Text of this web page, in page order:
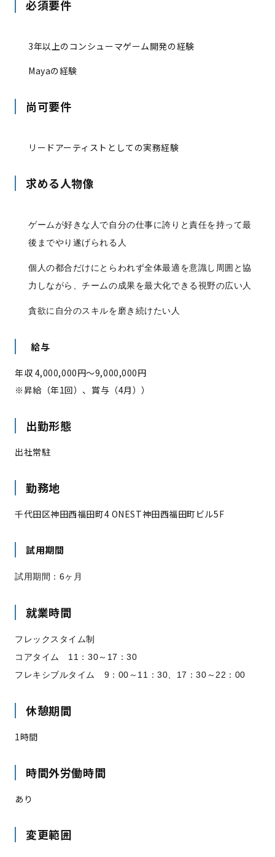
必須要件
3年以上のコンシューマゲーム開発の経験
Mayaの経験
尚可要件
リードアーティストとしての実務経験
求める人物像
ゲームが好きな人で自分の仕事に誇りと責任を持って最
後までやり遂げられる人
個人の都合だけにとらわれず全体最適を意識し周囲と協
力しながら、チームの成果を最大化できる視野の広い人
貪欲に自分のスキルを磨き続けたい人
給与
年収 4,000,000円～9,000,000円
※昇給（年1回）、賞与（4月））
出勤形態
出社常駐
勤務地
千代田区神田西福田町4 ONEST神田西福田町ビル5F
試用期間
試用期間：6ヶ月
就業時間
フレックスタイム制
コアタイム 11：30～17：30
フレキシブルタイム 9：00～11：30、17：30～22：00
休憩期間
1時間
時間外労働時間
あり
変更範囲